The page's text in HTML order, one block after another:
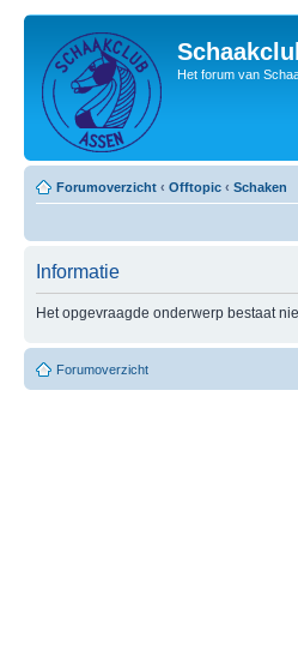
Het forum van
Forumoverzicht ‹ Offtopic ‹ Schaken
Informatie
Het opgevraagde onderwerp bestaat
Forumoverzicht